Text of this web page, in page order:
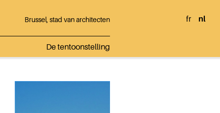
Brussel, stad van architecten
De tentoonstelling
fr nl